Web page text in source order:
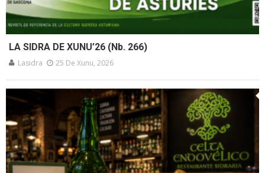
LA SIDRA DE XUNU’26 (Nb. 266)
Lasidra 25 De Xunu, 2026